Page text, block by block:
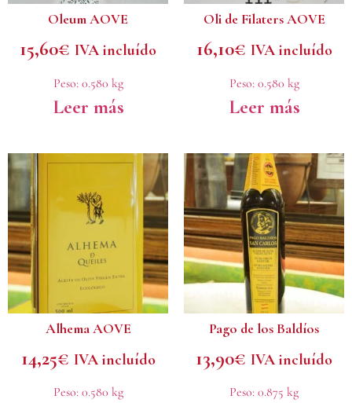
Oleum AOVE
15,60€ IVA incluído
Peso:0.580 kg
Leer más
Oli de Filaters AOVE
16,10€ IVA incluído
Peso:0.580 kg
Leer más
Alhema AOVE
14,25€ IVA incluído
Peso:0.580 kg
Pago de los Baldíos
13,90€ IVA incluído
Peso: 0.875 kg